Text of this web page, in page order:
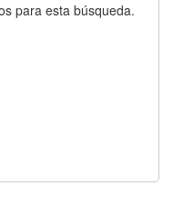
para esta búsqueda.